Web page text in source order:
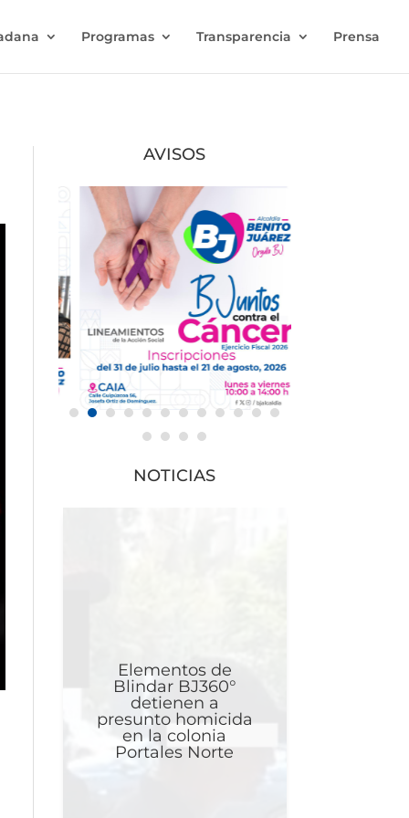
Programas Transparencia Prensa
AVISOS
NOTICIAS
Elementos de
Blindar BJ360°
detienen a
presunto homicida
en la colonia
Portales Norte